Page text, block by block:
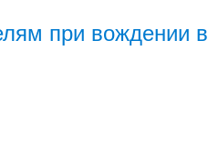
при вождении в